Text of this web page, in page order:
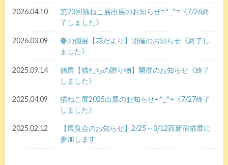
2026.04.10
第23回猫ねこ展出展のお知らせ=^_^=《7/26終
了しました》
2026.03.09
春の個展【花だより】開催のお知らせ《終了し
ました》
2025.09.14
個展【猫たちの贈り物】開催のお知らせ《終了
しました》
2025.04.09
猫ねこ展2025出展のお知らせ=^_^=《7/27終了
しました》
2025.02.12
【展覧会のお知らせ】2/25～3/12西新宿猫展に
参加します